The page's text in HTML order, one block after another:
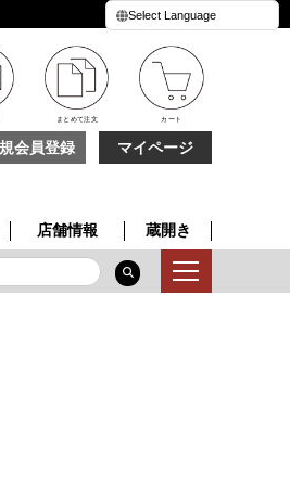
まとめて注文 カート
会員登録 マイページ
店舗情報 蔵開き
夏の贈り物